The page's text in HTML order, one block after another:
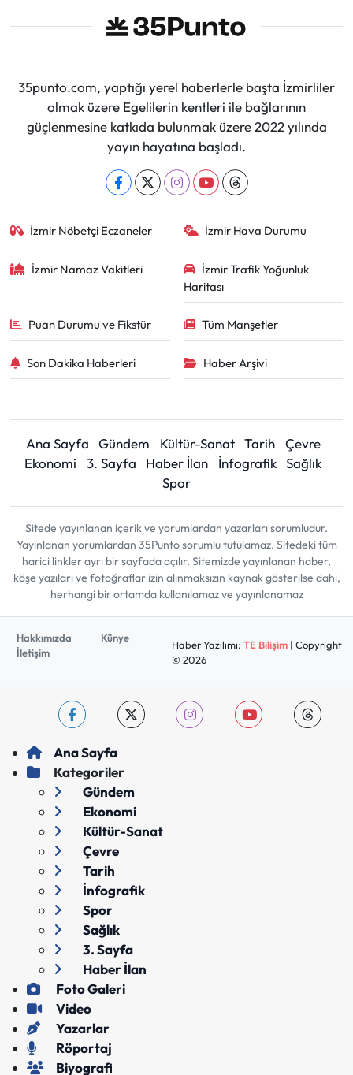
35punto.com, yaptığı yerel haberlerle başta İzmirliler
olmak üzere Egelilerin kentleri ile bağlarının
güçlenmesine katkıda bulunmak üzere 2022 yılında
yayın hayatına başladı.
İzmir Nöbetçi Eczaneler İzmir Hava Durumu
İzmir Namaz Vakitleri
İzmir Trafik Yoğunluk
Haritası
Puan Durumu ve Fikstür Tüm Manşetler
Son Dakika Haberleri Haber Arşivi
Ana Sayfa Gündem Kültür-Sanat Tarih
Çevre
Ekonomi
3. Sayfa Haber İlan İnfografik Sağlık
Spor
Sitede yayınlanan içerik ve yorumlardan yazarları sorumludur.
Yayınlanan yorumlardan 35Punto sorumlu tutulamaz. Sitedeki tüm
harici linkler ayrı bir sayfada açılır. Sitemizde yayınlanan haber,
köşe yazıları ve fotoğraflar izin alınmaksızın kaynak gösterilse dahi,
herhangi bir ortamda kullanılamaz ve yayınlanamaz
Hakkımızda
Künye
İletişim
Haber Yazılımı: TE Bilişim| Copyright
© 2026
Ana Sayfa
Kategoriler
Gündem
Ekonomi
Kültür-Sanat
Çevre
Tarih
İnfografik
Spor
Sağlık
3. Sayfa
Haber İlan
Foto Galeri
Video
Yazarlar
Röportaj
Biyografi